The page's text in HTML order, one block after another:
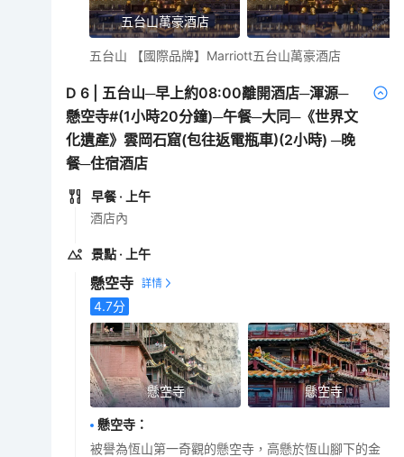
五台山萬豪酒店
五台山 【國際品牌】Marriott五台山萬豪酒店
D6
五台山─早上約08:00離開酒店─渾源─
懸空寺#(1小時20分鐘)─午餐─大同─《世界文
化遺產》雲岡石窟(包往返電瓶車)(2小時) ─晚
餐─住宿酒店
早餐 · 上午
酒店內
景點 · 上午
懸空寺
4.7分
懸空寺 懸空寺
懸空寺 ：
被譽為恆山第一奇觀的懸空寺，高懸於恆山腳下的金